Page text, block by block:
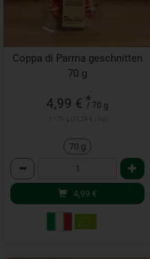
Coppa di Parma geschnitten
70 g
4,99 € *
/ 70 g
70 g
Anzahl
4,99 €